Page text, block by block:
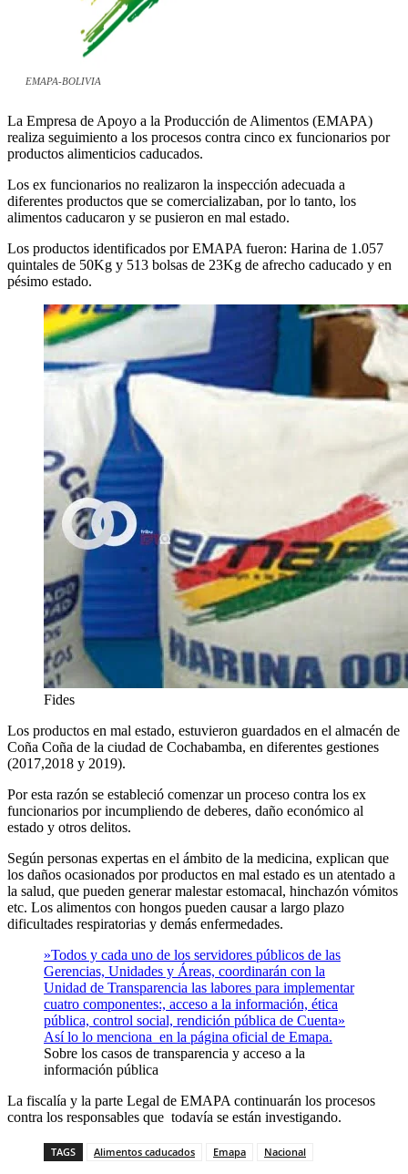
EMAPA-BOLIVIA
La Empresa de Apoyo a la Producción de Alimentos (EMAPA)
realiza seguimiento a los procesos contra cinco ex funcionarios por
productos alimenticios caducados.
Los ex funcionarios no realizaron la inspección adecuada a
diferentes productos que se comercializaban, por lo tanto, los
alimentos caducaron y se pusieron en mal estado.
Los productos identificados por EMAPA fueron: Harina de 1.057
quintales de 50Kg y 513 bolsas de 23Kg de afrecho caducado y en
pésimo estado.
Fides
Los productos en mal estado, estuvieron guardados en el almacén de
Coña Coña de la ciudad de Cochabamba, en diferentes gestiones
(2017,2018 y 2019).
Por esta razón se estableció comenzar un proceso contra los ex
funcionarios por incumpliendo de deberes, daño económico al
estado y otros delitos.
Según personas expertas en el ámbito de la medicina, explican que
los daños ocasionados por productos en mal estado es un atentado a
la salud, que pueden generar malestar estomacal, hinchazón vómitos
etc. Los alimentos con hongos pueden causar a largo plazo
dificultades respiratorias y demás enfermedades.
»Todos y cada uno de los servidores públicos de las
Gerencias, Unidades y Áreas, coordinarán con la
Unidad de Transparencia las labores para implementar
cuatro componentes:, acceso a la información, ética
pública, control social, rendición pública de Cuenta»
Así lo lo menciona en la página oficial de Emapa.
Sobre los casos de transparencia y acceso a la
información pública
La fiscalía y la parte Legal de EMAPA continuarán los procesos
contra los responsables que todavía se están investigando.
TAGS Alimentos caducados Emapa Nacional